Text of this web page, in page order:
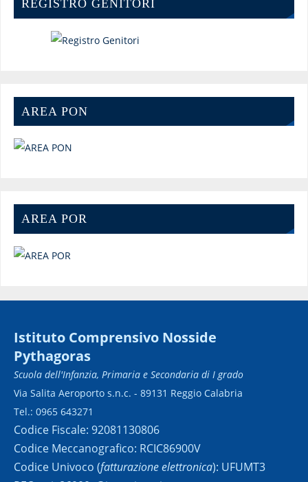
REGISTRO GENITORI
AREA PON
AREA POR
Istituto Comprensivo Nosside
Pythagoras
Scuola dell'Infanzia, Primaria e Secondaria di I grado
Via Salita Aeroporto s.n.c. - 89131 Reggio Calabria
Tel.: 0965 643271
Codice Fiscale: 92081130806
Codice Meccanografico: RCIC86900V
Codice Univoco (fatturazione elettronica): UFUMT3